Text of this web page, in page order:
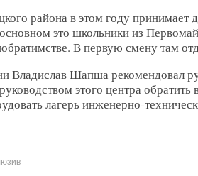
района в этом году принимает
это школьники из
В первую смену там
Владислав Шапша рекомендовал
этого центра
лагерь инженерно-